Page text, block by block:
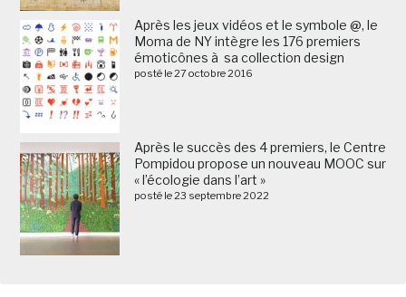
Après les jeux vidéos et le symbole @, le
Moma de NY intègre les 176 premiers
émoticônes à sa collection design
posté le 27 octobre 2016
Après le succès des 4 premiers, le Centre
Pompidou propose un nouveau MOOC sur
« l’écologie dans l’art »
posté le 23 septembre 2022